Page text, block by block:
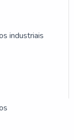
industriais